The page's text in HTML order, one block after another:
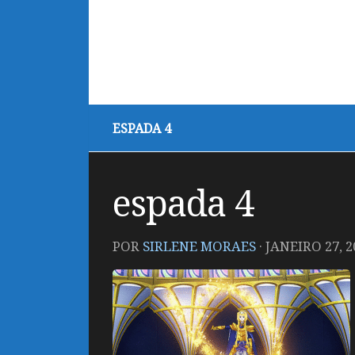
ESPADA 4
espada 4
POR SIRLENE MORAES · JANEIRO 27,